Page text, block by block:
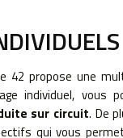
42 propose une
individuel, vous
sur circuit. De
qui vous